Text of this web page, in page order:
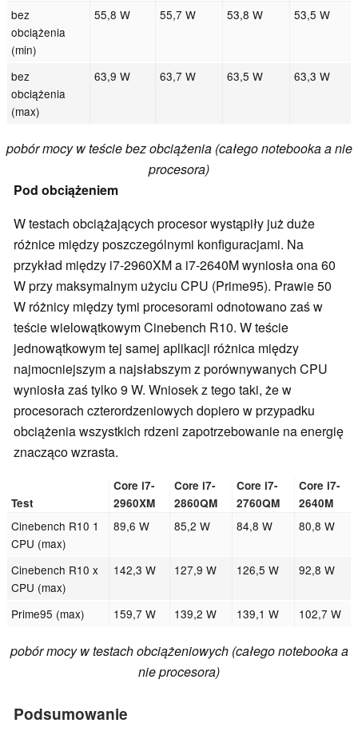
bez
obciążenia
(min)
55,8 W 55,7 W 53,8 W 53,5 W
bez
obciążenia
(max)
63,9 W 63,7 W 63,5 W 63,3 W
pobór mocy w teście bez obciążenia (całego notebooka a nie
procesora)
Pod obciążeniem
W testach obciążających procesor wystąpiły już duże
różnice między poszczególnymi konfiguracjami. Na
przykład między i7-2960XM a i7-2640M wyniosła ona 60
W przy maksymalnym użyciu CPU (Prime95). Prawie 50
W różnicy między tymi procesorami odnotowano zaś w
teście wielowątkowym Cinebench R10. W teście
jednowątkowym tej samej aplikacji różnica między
najmocniejszym a najsłabszym z porównywanych CPU
wyniosła zaś tylko 9 W. Wniosek z tego taki, że w
procesorach czterordzeniowych dopiero w przypadku
obciążenia wszystkich rdzeni zapotrzebowanie na energię
znacząco wzrasta.
Test
Core i7-
2960XM
Core i7-
2860QM
Core i7-
2760QM
Core i7-
2640M
Cinebench R10 1
CPU (max)
89,6 W 85,2 W 84,8 W 80,8 W
Cinebench R10 x
CPU (max)
142,3 W 127,9 W 126,5 W 92,8 W
Prime95 (max) 159,7 W 139,2 W 139,1 W 102,7 W
pobór mocy w testach obciążeniowych (całego notebooka a
nie procesora)
Podsumowanie